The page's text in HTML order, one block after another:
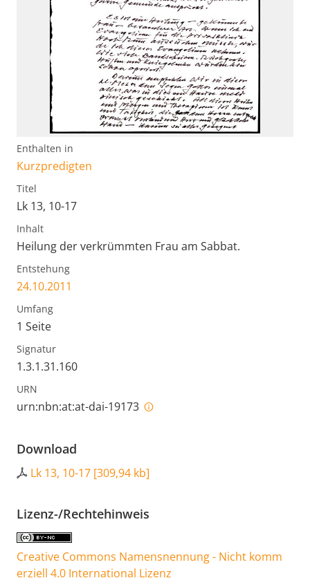
Enthalten in
Kurzpredigten
Titel
Lk 13, 10-17
Inhalt
Heilung der verkrümmten Frau am Sabbat.
Entstehung
24.10.2011
Umfang
1 Seite
Signatur
1.3.1.31.160
URN
urn:nbn:at:at-dai-19173
Download
Lk 13, 10-17 [309,94 kb]
Lizenz-/Rechtehinweis
Creative Commons Namensnennung - Nicht komm
erziell 4.0 International Lizenz